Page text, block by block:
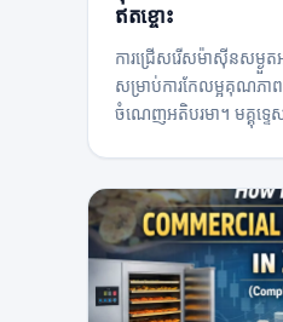
ឥតខ្ចោះ
ការជ្រើសរើសម៉ាស៊ីនសម្ងួត
សម្រាប់ការកែលម្អគុណភ
ចំណេញអតិបរមា។ មគ្គុទ្ទ
សម្រាប់អាជីវកម្មរបស់អ្នក
លទ្ធផលតម្លៃ។